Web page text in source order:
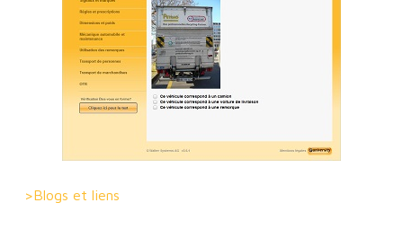
>Blogs et liens